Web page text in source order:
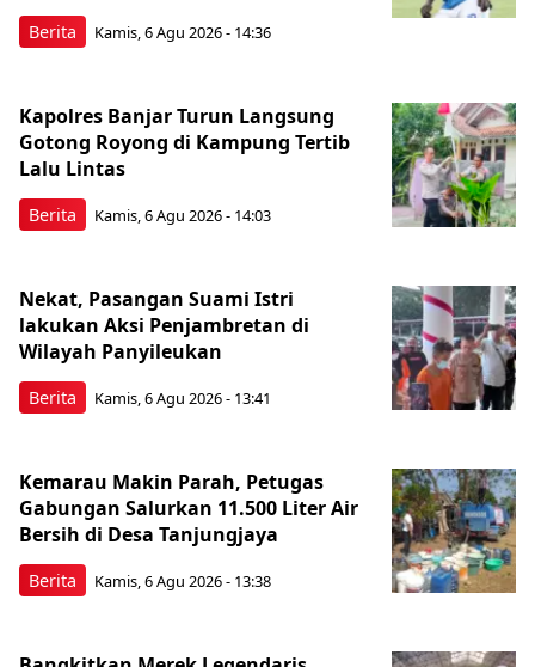
Berita Kamis, 6 Agu 2026 - 14:36
Berita
Kapolres Banjar Turun Langsung
Gotong Royong di Kampung Tertib
Lalu Lintas
Kamis, 6 Agu 2026 - 14:03
Berita
Nekat, Pasangan Suami Istri
lakukan Aksi Penjambretan di
Wilayah Panyileukan
Kamis, 6 Agu 2026 - 13:41
Berita
Kemarau Makin Parah, Petugas
Gabungan Salurkan 11.500 Liter Air
Bersih di Desa Tanjungjaya
Kamis, 6 Agu 2026 - 13:38